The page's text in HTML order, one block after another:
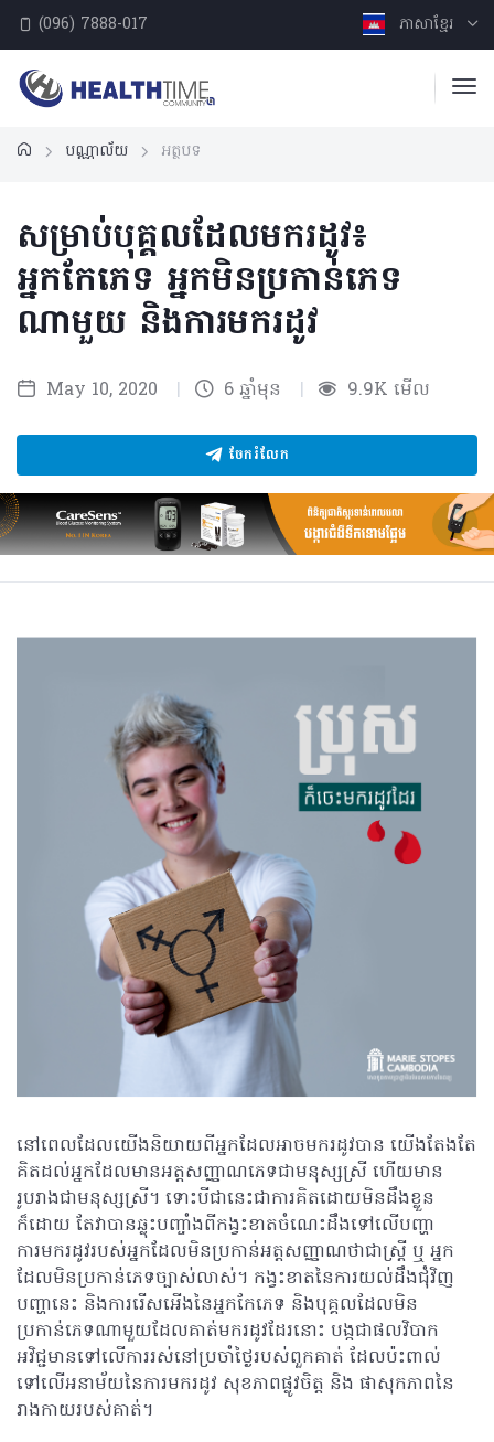
(096) 7888-017 ភាសាខ្មែរ
បណ្ណាល័យ អត្ថបទ
សម្រាប់បុគ្គលដែលមករដូវ៖
អ្នកកែភេទ អ្នកមិនប្រកាន់ភេទ
ណាមួយ និងការមករដូវ
May 10, 2020 | 6 ឆ្នាំមុន | 9.9K មើល
ចែករំលែក
នៅពេលដែលយើងនិយាយពីអ្នកដែលអាចមករដូវបាន យើងតែងតែ
គិតដល់អ្នកដែលមានអត្តសញ្ញាណភេទជាមនុស្សស្រី ហើយមាន
រូបរាងជាមនុស្សស្រី។ ទោះបីជានេះជាការគិតដោយមិនដឹងខ្លួន
ក៏ដោយ តែវាបានឆ្លុះបញ្ចាំងពីកង្វះខាតចំណេះដឹងទៅលើបញ្ហា
ការមករដូវរបស់អ្នកដែលមិនប្រកាន់អត្តសញ្ញាណថាជាស្រ្តី ឬ អ្នក
ដែលមិនប្រកាន់ភេទច្បាស់លាស់។ កង្វះខាតនៃការយល់ដឹងជុំវិញ
បញ្ហានេះ និង​ការរើសអើងនៃអ្នកកែភេទ និង​បុគ្គលដែលមិន
ប្រកាន់ភេទណាមួយដែលគាត់មករដូវដែរនោះ បង្កជាផលវិបាក
អវិជ្ជមានទៅលើការរស់នៅប្រចាំថ្ងៃរបស់ពួកគាត់ ដែលប៉ះពាល់
ទៅលើអនាម័យនៃការមករដូវ សុខភាពផ្លូវចិត្ត និង ផាសុកភាពនៃ
រាងកាយរបស់គាត់។